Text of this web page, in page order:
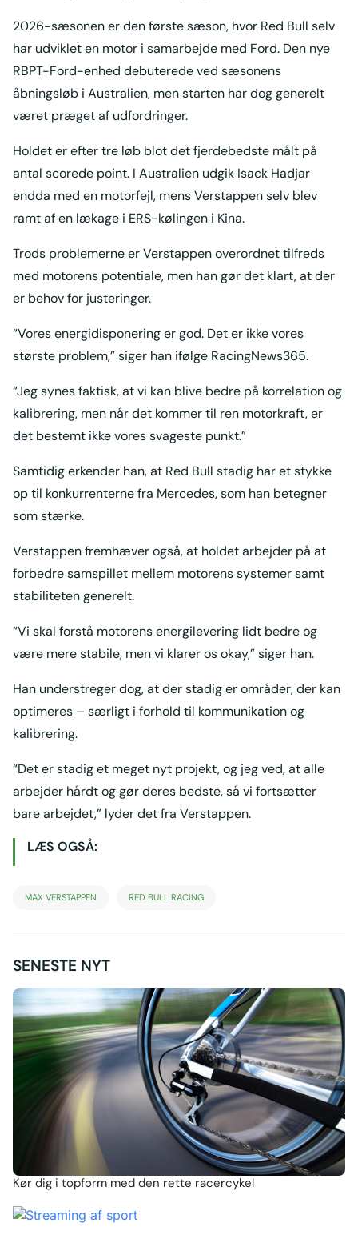
2026-sæsonen er den første sæson, hvor Red Bull selv
har udviklet en motor i samarbejde med Ford. Den nye
RBPT-Ford-enhed debuterede ved sæsonens
åbningsløb i Australien, men starten har dog generelt
været præget af udfordringer.
Holdet er efter tre løb blot det fjerdebedste målt på
antal scorede point. I Australien udgik Isack Hadjar
endda med en motorfejl, mens Verstappen selv blev
ramt af en lækage i ERS-kølingen i Kina.
Trods problemerne er Verstappen overordnet tilfreds
med motorens potentiale, men han gør det klart, at der
er behov for justeringer.
“Vores energidisponering er god. Det er ikke vores
største problem,” siger han ifølge RacingNews365.
“Jeg synes faktisk, at vi kan blive bedre på korrelation og
kalibrering, men når det kommer til ren motorkraft, er
det bestemt ikke vores svageste punkt.”
Samtidig erkender han, at Red Bull stadig har et stykke
op til konkurrenterne fra Mercedes, som han betegner
som stærke.
Verstappen fremhæver også, at holdet arbejder på at
forbedre samspillet mellem motorens systemer samt
stabiliteten generelt.
“Vi skal forstå motorens energilevering lidt bedre og
være mere stabile, men vi klarer os okay,” siger han.
Han understreger dog, at der stadig er områder, der kan
optimeres – særligt i forhold til kommunikation og
kalibrering.
“Det er stadig et meget nyt projekt, og jeg ved, at alle
arbejder hårdt og gør deres bedste, så vi fortsætter
bare arbejdet,” lyder det fra Verstappen.
LÆS OGSÅ:
MAX VERSTAPPEN RED BULL RACING
SENESTE NYT
Kør dig i topform med den rette racercykel